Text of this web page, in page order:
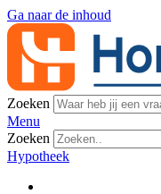
Ga naar de inhoud
Zoeken
Menu
Zoeken
Hypotheek